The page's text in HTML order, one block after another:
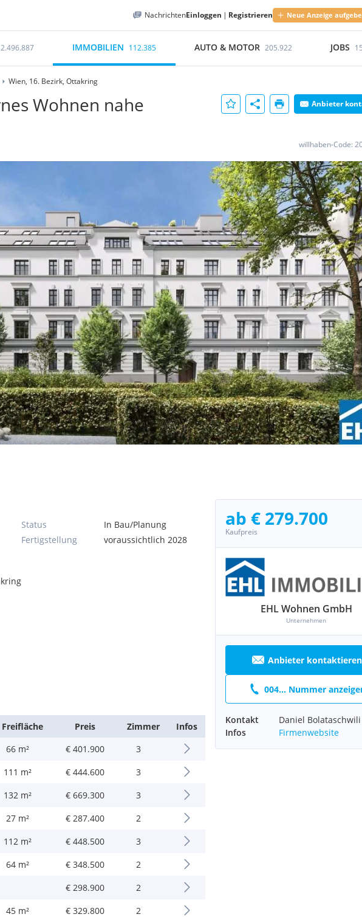
NachrichtenEinloggen | Registrieren Neue Anzeige
IMMOBILIEN 112.385 AUTO & MOTOR 205.922 JOBS
Wien, 16. Bezirk, Ottakring
Wohnen nahe
Anbieter
willhaben-Code:
Status
In Bau/Planung
Fertigstellung
voraussichtlich 2028
Frei­fläche Preis Zimmer
Infos
66 m² € 401.900
3
111 m² € 444.600
3
132 m² € 669.300
3
27 m² € 287.400
2
112 m² € 448.500
3
64 m² € 348.500
2
€ 298.900
2
45 m² € 329.800
2
ab € 279.700
Kaufpreis
EHL Wohnen GmbH
Unternehmen
Anbieter kontaktieren
004... Nummer
Kontakt
Daniel Bolataschwili
Infos
Firmenwebsite